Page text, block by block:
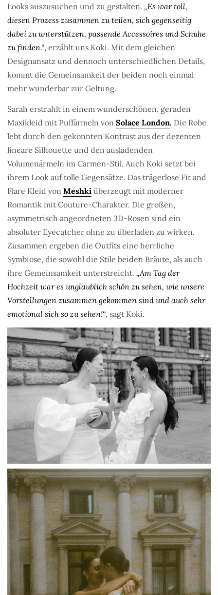
Looks auszusuchen und zu gestalten. „Es war toll,
diesen Prozess zusammen zu teilen, sich gegenseitig
dabei zu unterstützen, passende Accessoires und Schuhe
zu finden.“, erzählt uns Koki. Mit dem gleichen
Designansatz und dennoch unterschiedlichen Details,
kommt die Gemeinsamkeit der beiden noch einmal
mehr wunderbar zur Geltung.
Sarah erstrahlt in einem wunderschönen, geraden
Maxikleid mit Puffärmeln von Solace London. Die Robe
lebt durch den gekonnten Kontrast aus der dezenten
lineare Silhouette und den ausladenden
Volumenärmeln im Carmen-Stil. Auch Koki setzt bei
ihrem Look auf tolle Gegensätze. Das trägerlose Fit and
Flare Kleid von Meshki überzeugt mit moderner
Romantik mit Couture-Charakter. Die großen,
asymmetrisch angeordneten 3D-Rosen sind ein
absoluter Eyecatcher ohne zu überladen zu wirken.
Zusammen ergeben die Outfits eine herrliche
Symbiose, die sowohl die Stile beiden Bräute, als auch
ihre Gemeinsamkeit unterstreicht. „Am Tag der
Hochzeit war es unglaublich schön zu sehen, wie unsere
Vorstellungen zusammen gekommen sind und auch sehr
emotional sich so zu sehen!“, sagt Koki.